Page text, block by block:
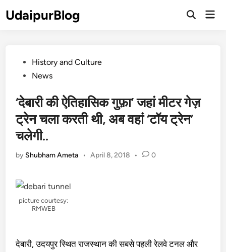
toUdaipurBlog
Open
PostedHistory and Culture
News
‘देबारी की ऐतिहासिक गुफ़ा’ जहां मीटर गेज़
ट्रेन चला करती थी, अब वहां ‘टॉय ट्रेन’
चलेगी..
by Shubham Ameta • April 8, 2018 • 0
picture courtesy:
RMWEB
देबारी, उदयपुर स्थित राजस्थान की सबसे पहली रेलवे टनल और